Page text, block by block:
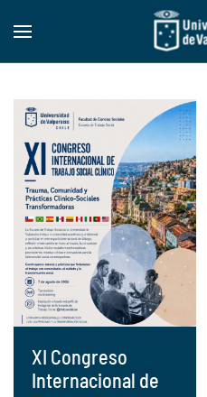
Skip to main content
XI Congreso
Internacional de